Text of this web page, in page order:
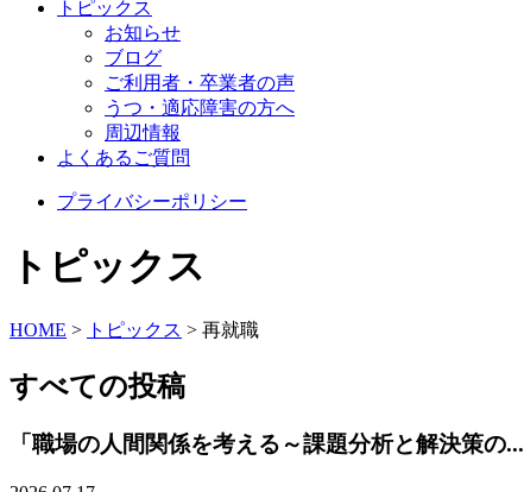
トピックス
お知らせ
ブログ
ご利用者・卒業者の声
うつ・適応障害の方へ
周辺情報
よくあるご質問
プライバシーポリシー
トピックス
HOME > トピックス > 再就職
すべての投稿
「職場の人間関係を考える～課題分析と解決策の...